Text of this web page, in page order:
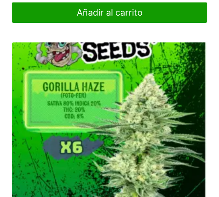
Añadir al carrito